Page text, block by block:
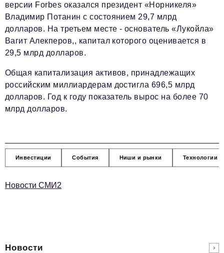
версии Forbes оказался президент «Норникеля»
Владимир Потанин с состоянием 29,7 млрд
долларов. На третьем месте - основатель «Лукойла»
Вагит Алекперов,, капитал которого оценивается в
29,5 млрд долларов.
Общая капитализация активов, принадлежащих
российским миллиардерам достигла 696,5 млрд
долларов. Год к году показатель вырос на более 70
млрд долларов.
Инвестиции События Ниши и рынки Технологии
Новости СМИ2
Новости